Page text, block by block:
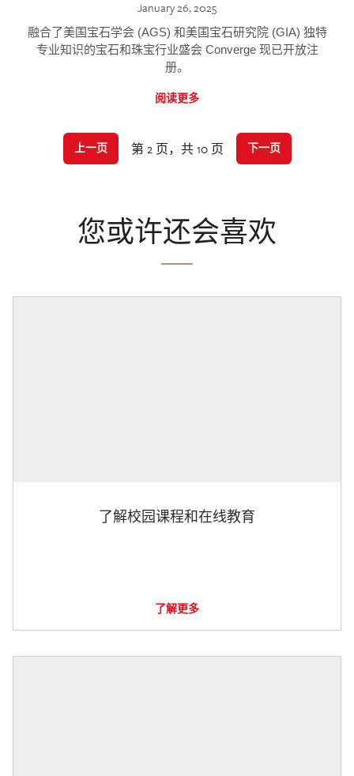
January 26, 2025
融合了美国宝石学会 (AGS) 和美国宝石研究院 (GIA) 独特
专业知识的宝石和珠宝行业盛会 Converge 现已开放注
册。
阅读更多
上一页 第 2 页，共 10 页 下一页
您或许还会喜欢
了解校园课程和在线教育
了解更多